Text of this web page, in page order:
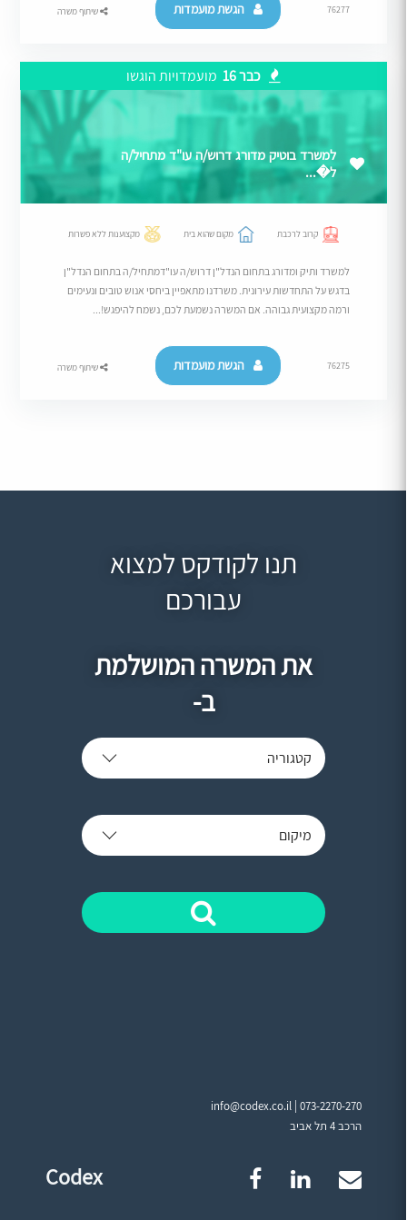
76277 הגשת מועמדות שיתוף משרה
כבר 16 מועמדויות הוגשו
למשרד בוטיק מדורג דרוש/ה עו"ד מתחיל/ה
ל�...
קרוב לרכבת מקום שהוא בית מקצוענות ללא פשרות
למשרד ותיק ומדורג בתחום הנדל"ן דרוש/ה עו"דמתחיל/ה בתחום הנדל"ן
בדגש על התחדשות עירונית. משרדנו מתאפיין ביחסי אנוש טובים ונעימים
ורמה מקצועית גבוהה. אם המשרה נשמעת לכם, נשמח להיפגש!...
76275 הגשת מועמדות שיתוף משרה
תנו לקודקס למצוא
עבורכם
את המשרה המושלמת
ב-
קטגוריה
מיקום
info@codex.co.il |073-2270-270
הרכב 4 תל אביב
Codex